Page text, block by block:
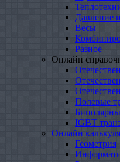
Давление
Весы
Разное
Онлайн
Полевые
IGBT
Онлайн
Геометрия